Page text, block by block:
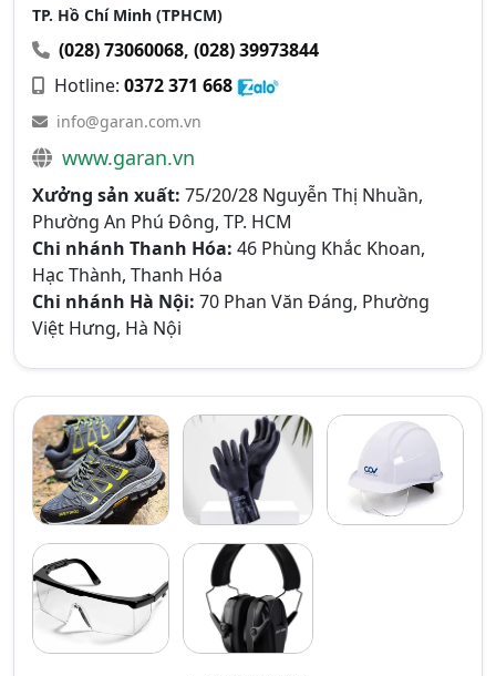
TP. Hồ Chí Minh (TPHCM)
(028) 73060068, (028) 39973844
Hotline: 0372 371 668
info@garan.com.vn
www.garan.vn
Xưởng sản xuất: 75/20/28 Nguyễn Thị Nhuần,
Phường An Phú Đông, TP. HCM
Chi nhánh Thanh Hóa: 46 Phùng Khắc Khoan,
Hạc Thành, Thanh Hóa
Chi nhánh Hà Nội: 70 Phan Văn Đáng, Phường
Việt Hưng, Hà Nội